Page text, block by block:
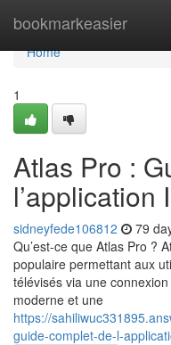
bookmarkeasier
Home
Home
1
Atlas Pro :
l’application
sidneyfede106812 79
Qu’est-ce que Atlas Pro ?
populaire permettant aux
télévisés via une
moderne et une
https://
guide-complet-de-l-